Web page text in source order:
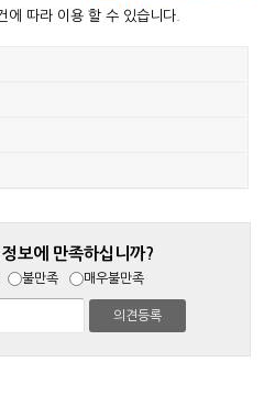
에 따라 이용 할 수 있습니다.
보에 만족하십니까?
불만족 매우불만족